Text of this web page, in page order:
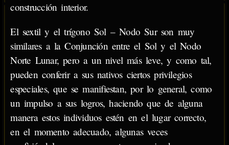
construcción interior.
El sextil y el trígono Sol – Nodo Sur son muy
similares a la Conjunción entre el Sol y el Nodo
Norte Lunar, pero a un nivel más leve, y como tal,
pueden conferir a sus nativos ciertos privilegios
especiales, que se manifiestan, por lo general, como
un impulso a sus logros, haciendo que de alguna
manera estos individuos estén en el lugar correcto,
en el momento adecuado, algunas veces